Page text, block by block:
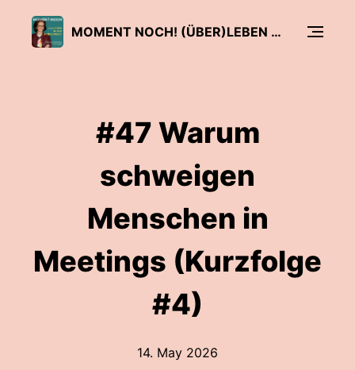
MOMENT NOCH! (ÜBER)LEBEN IN DER ARBEITSWELT MIT SIMONE SCHWEITZER UND GÄSTEN
#47 Warum
schweigen
Menschen in
Meetings (Kurzfolge
#4)
14. May 2026